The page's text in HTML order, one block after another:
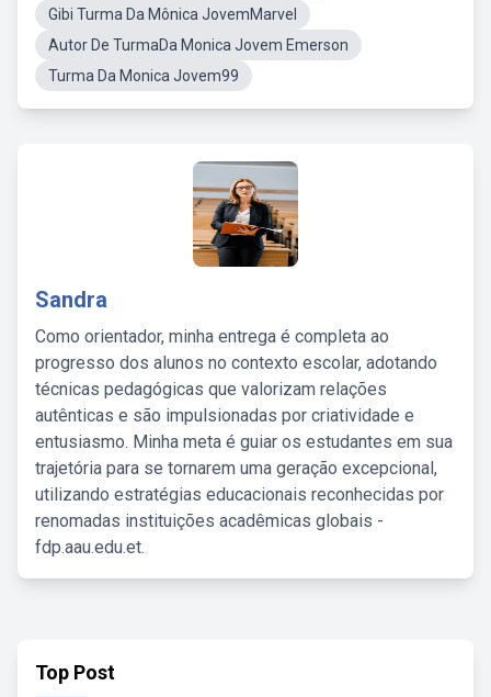
Gibi Turma Da Mônica JovemMarvel
Autor De TurmaDa Monica Jovem Emerson
Turma Da Monica Jovem99
Sandra
Como orientador, minha entrega é completa ao
progresso dos alunos no contexto escolar, adotando
técnicas pedagógicas que valorizam relações
autênticas e são impulsionadas por criatividade e
entusiasmo. Minha meta é guiar os estudantes em sua
trajetória para se tornarem uma geração excepcional,
utilizando estratégias educacionais reconhecidas por
renomadas instituições acadêmicas globais -
fdp.aau.edu.et.
Top Post